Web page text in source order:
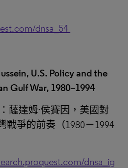
dnsa_54
U.S. Policy and the
Gulf War, 1980–1994
薩達姆·侯賽因，美國對
戰爭的前奏（1980－1994
dnsa_ig